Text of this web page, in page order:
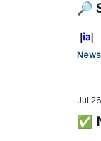
🔎
Jul
✅